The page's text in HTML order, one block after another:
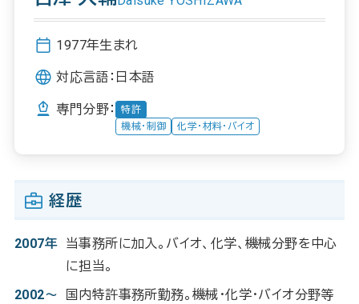
1977年生まれ
対応言語： 日本語
専門分野：
特許
機械・制御
化学・材料・バイオ
経歴
2007年 当事務所に加入。バイオ、化学、機械分野を中心
に担当。
2002～
国内特許事務所勤務。機械・化学・バイオ分野等